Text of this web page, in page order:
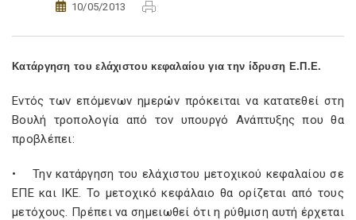
10/05/2013
Κατάργηση του ελάχιστου κεφαλαίου για την ίδρυση Ε.Π.Ε.
Εντός των επόμενων ημερών πρόκειται να κατατεθεί στη
Βουλή τροπολογία από τον υπουργό Ανάπτυξης που θα
προβλέπει:
• Την κατάργηση του ελάχιστου μετοχικού κεφαλαίου σε
ΕΠΕ και ΙΚΕ. Το μετοχικό κεφάλαιο θα ορίζεται από τους
μετόχους. Πρέπει να σημειωθεί ότι η ρύθμιση αυτή έρχεται